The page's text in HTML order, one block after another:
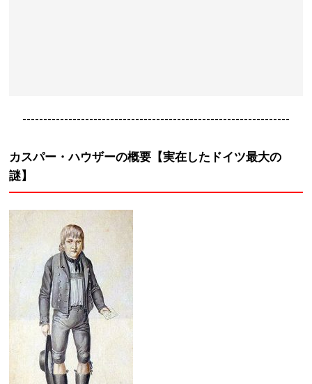
----------------------------------------------------------------
カスパー・ハウザーの概要【実在したドイツ最大の
謎】